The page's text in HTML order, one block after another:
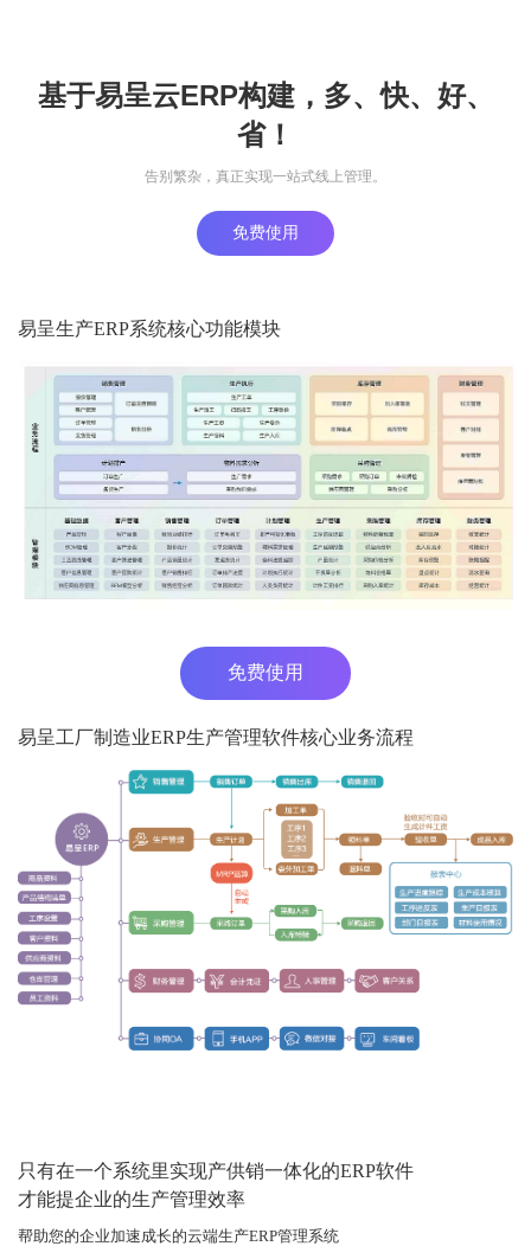
基于易呈云ERP构建，多、快、好、
省！
告别繁杂，真正实现一站式线上管理。
免费使用
易呈生产ERP系统核心功能模块
免费使用
易呈工厂制造业ERP生产管理软件核心业务流程
只有在一个系统里实现产供销一体化的ERP软件
才能提企业的生产管理效率
帮助您的企业加速成长的云端生产ERP管理系统